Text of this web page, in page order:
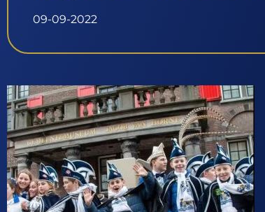
09-09-2022